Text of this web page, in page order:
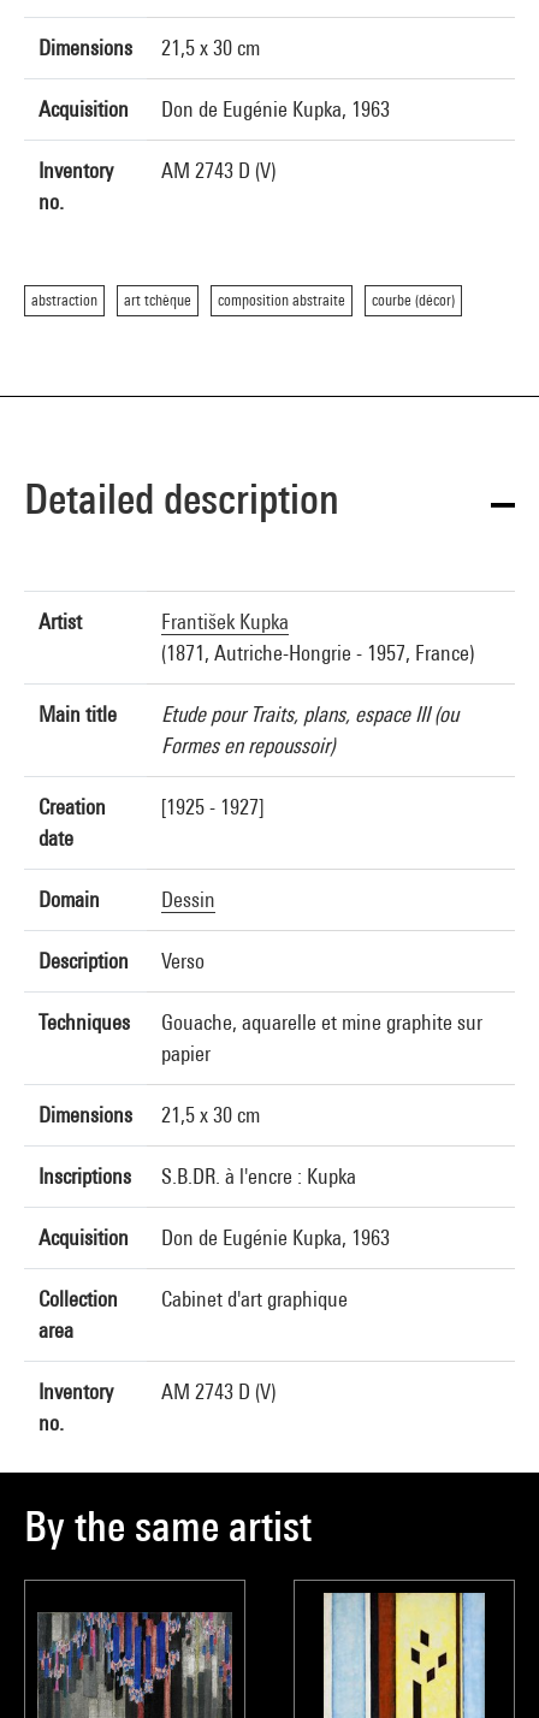
Dimensions 21,5 x 30 cm
Acquisition Don de Eugénie Kupka, 1963
Inventory
no.
AM 2743 D (V)
abstraction art tchèque composition abstraite courbe (décor)
Detailed description
Artist
František Kupka
(1871, Autriche-Hongrie - 1957, France)
Main title
Etude pour Traits, plans, espace III (ou
Formes en repoussoir)
Creation
date
[1925 - 1927]
Domain Dessin
Description Verso
Techniques
Gouache, aquarelle et mine graphite sur
papier
Dimensions 21,5 x 30 cm
Inscriptions S.B.DR. à l'encre : Kupka
Acquisition Don de Eugénie Kupka, 1963
Collection
area
Cabinet d'art graphique
Inventory
no.
AM 2743 D (V)
By the same artist